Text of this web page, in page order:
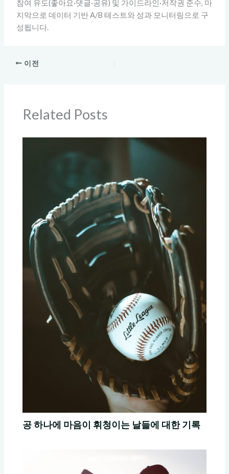
참여 유도(좋아요·댓글·공유) 및 가이드라인·저작권 준수, 마
지막으로 데이터 기반 A/B 테스트와 성과 모니터링으로 구
성됩니다.
이전
Related Posts
공 하나에 마음이 휘청이는 날들에 대한 기록